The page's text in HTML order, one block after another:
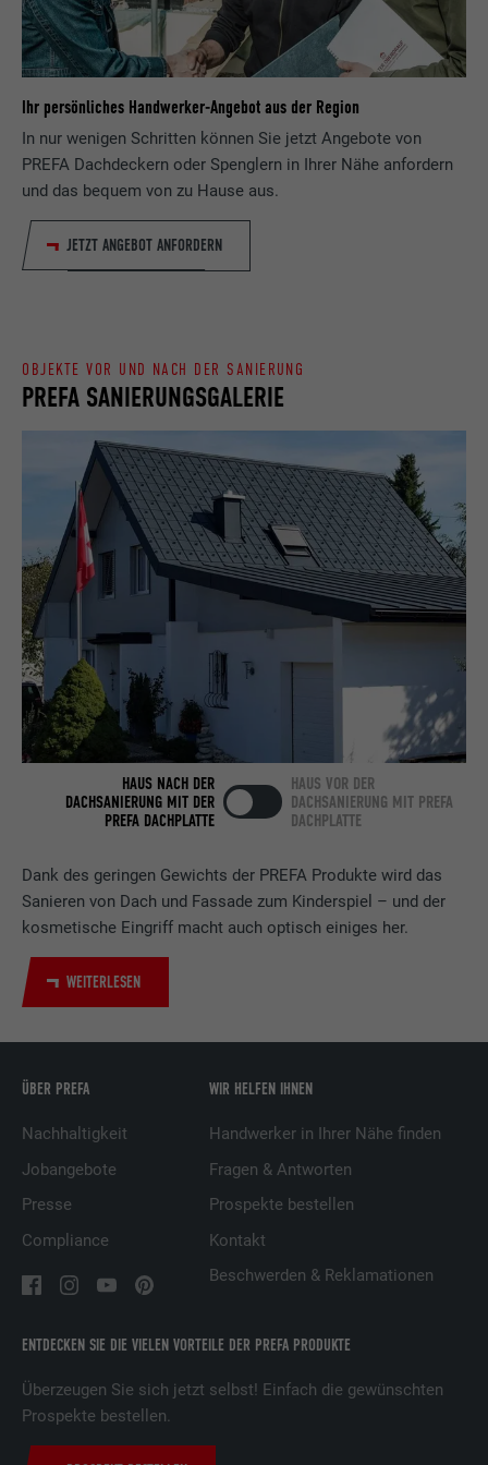
Ihr persönliches Handwerker-Angebot aus der Region
In nur wenigen Schritten können Sie jetzt Angebote von
PREFA Dachdeckern oder Spenglern in Ihrer Nähe anfordern
und das bequem von zu Hause aus.
JETZT ANGEBOT ANFORDERN
Dank des geringen Gewichts der PREFA Produkte wird das
Sanieren von Dach und Fassade zum Kinderspiel – und der
kosmetische Eingriff macht auch optisch einiges her.
WEITERLESEN
PREFA SANIERUNGSGALERIE
OBJEKTE VOR UND NACH DER SANIERUNG
HAUS NACH DER
DACHSANIERUNG MIT DER
PREFA DACHPLATTE
HAUS VOR DER
DACHSANIERUNG MIT PREFA
DACHPLATTE
ENTDECKEN SIE DIE VIELEN VORTEILE DER PREFA PRODUKTE
Überzeugen Sie sich jetzt selbst! Einfach die gewünschten
Prospekte bestellen.
ÜBER PREFA
Nachhaltigkeit
Jobangebote
Presse
Compliance
WIR HELFEN IHNEN
Handwerker in Ihrer Nähe finden
Fragen & Antworten
Prospekte bestellen
Kontakt
Beschwerden & Reklamationen
Besucher die Website nutzt, zu generieren.
Name _gaexp
Anbieter Google Optimize
Laufzeit 90 Tage
Wird testweise gesetzt, um zu prüfen, ob
der Browser das Setzen von Cookies
Anbieter ads.linkedin.com
Laufzeit Sitzung
Zweck
Speichert die vom Benutzer ausgewählte
Sprach version einer Webseite.
Zweck
Webseite ein eingebettetes "Folgen Sie
uns"-Fenster enthält.
Name bcookie
Anbieter LinkedIn
Laufzeit 2 Jahre
Zweck
Verwendet vom Social-Networking-Dienst
LinkedIn für die Verfolgung der
Verwendung von eingebetteten
Dienstleistungen.
LinkedIn
Laufzeit 2 Jahre
Zweck
Verwendet vom Social-Networking-Dienst
LinkedIn für die Verfolgung der
Laufzeit
Wird verwendet, um Besucher auf
mehreren Webseiten zu verfolgen, um
Präferenzen des Besuchers zu
lidc
Anbieter